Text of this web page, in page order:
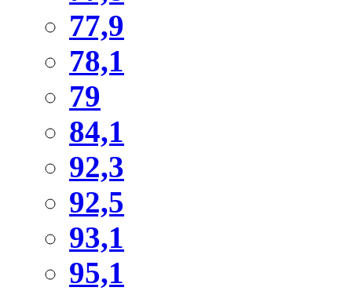
77,9
78,1
79
84,1
92,3
92,5
93,1
95,1